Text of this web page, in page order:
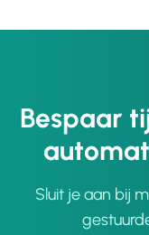
Bespaar
Sluit je aan bij